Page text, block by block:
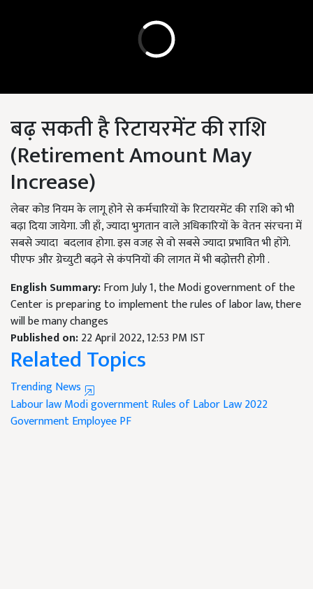
बढ़ सकती है रिटायरमेंट की राशि
(Retirement Amount May
Increase)
लेबर कोड नियम के लागू होने से कर्मचारियों के रिटायरमेंट की राशि को भी
बढ़ा दिया जायेगा. जी हाँ, ज्यादा भुगतान वाले अधिकारियों के वेतन संरचना में
सबसे ज्यादा बदलाव होगा. इस वजह से वो सबसे ज्यादा प्रभावित भी होंगे.
पीएफ और ग्रेच्युटी बढ़ने से कंपनियों की लागत में भी बढ़ोत्तरी होगी .
English Summary:From July 1, the Modi government of the
Center is preparing to implement the rules of labor law, there
will be many changes
Published on:22 April 2022, 12:53 PM IST
Related Topics
Trending News
Labour lawModi governmentRules of Labor Law 2022
Government EmployeePF